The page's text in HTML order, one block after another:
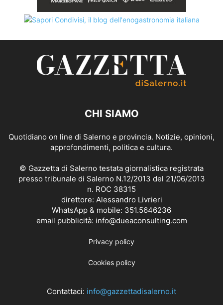
CHI SIAMO
Quotidiano on line di Salerno e provincia. Notizie, opinioni,
approfondimenti, politica e cultura.
© Gazzetta di Salerno testata giornalistica registrata
presso tribunale di Salerno N.12/2013 del 21/06/2013
n. ROC 38315
direttore: Alessandro Livrieri
WhatsApp & mobile: 351.5646236
email pubblicità: info@dueaconsulting.com
Privacy policy
Cookies policy
Contattaci: info@gazzettadisalerno.it